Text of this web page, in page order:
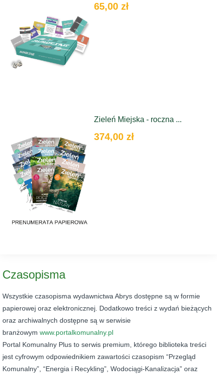
65,00 zł
Zieleń Miejska - roczna ...
374,00 zł
Czasopisma
Wszystkie czasopisma wydawnictwa Abrys dostępne są w formie
papierowej oraz elektronicznej. Dodatkowo treści z wydań bieżących
oraz archiwalnych dostępne są w serwisie
branżowym www.portalkomunalny.pl
Portal Komunalny Plus to serwis premium, którego biblioteka treści
jest cyfrowym odpowiednikiem zawartości czasopism “Przegląd
Komunalny”, “Energia i Recykling”, Wodociągi-Kanalizacja” oraz